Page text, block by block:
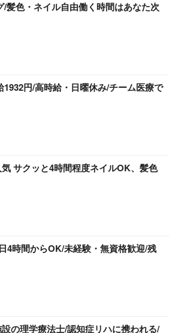
髪色・ネイル自由働く時間はあなた次
1932円/高時給・日曜休み/チーム医療で
サクッと4時間程度ネイルOK、髪色
4時間からOK/未経験・無資格歓迎/残
の理学療法士/認知症リハに携われる/